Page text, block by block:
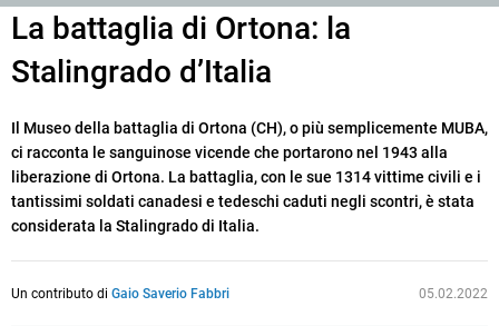
La battaglia di Ortona: la
Stalingrado d’Italia
Il Museo della battaglia di Ortona (CH), o più semplicemente MUBA,
ci racconta le sanguinose vicende che portarono nel 1943 alla
liberazione di Ortona. La battaglia, con le sue 1314 vittime civili e i
tantissimi soldati canadesi e tedeschi caduti negli scontri, è stata
considerata la Stalingrado di Italia.
Un contributo di Gaio Saverio Fabbri 05.02.2022